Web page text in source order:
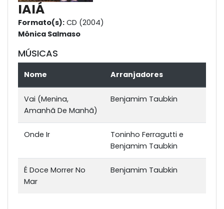
IAIÁ
Formato(s): CD (2004)
Mônica Salmaso
MÚSICAS
Nome Arranjadores
Vai (Menina,
Amanhã De Manhã)
Benjamim Taubkin
Onde Ir
Toninho Ferragutti e
Benjamim Taubkin
É Doce Morrer No
Mar
Benjamim Taubkin